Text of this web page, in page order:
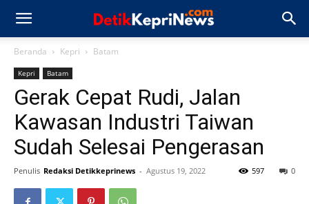
Beranda Kepri Batam
Kepri Batam
Gerak Cepat Rudi, Jalan
Kawasan Industri Taiwan
Sudah Selesai Pengerasan
Penulis Redaksi Detikkeprinews - Agustus 19, 2022 0
597